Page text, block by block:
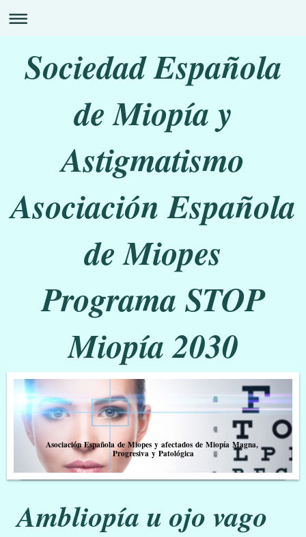
Sociedad Española
de Miopía y
Astigmatismo
Asociación Española
de Miopes
Programa STOP
Miopía 2030
Asociación Española de Miopes y afectados de Miopía Magna,
Progresiva y Patológica
Ambliopía u ojo vago